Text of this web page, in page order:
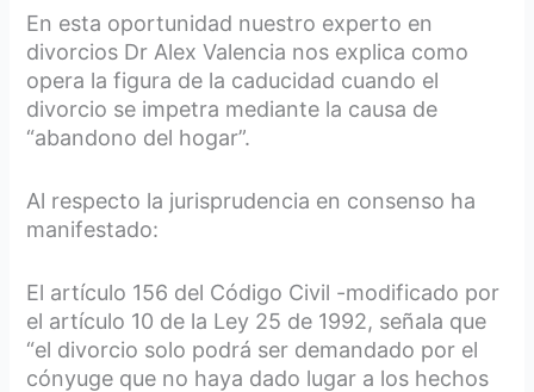
En esta oportunidad nuestro experto en
divorcios Dr Alex Valencia nos explica como
opera la figura de la caducidad cuando el
divorcio se impetra mediante la causa de
“abandono del hogar”.
Al respecto la jurisprudencia en consenso ha
manifestado:
El artículo 156 del Código Civil -modificado por
el artículo 10 de la Ley 25 de 1992, señala que
“el divorcio solo podrá ser demandado por el
cónyuge que no haya dado lugar a los hechos